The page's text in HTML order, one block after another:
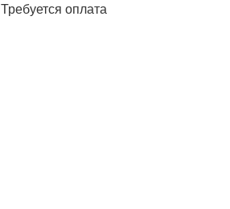
Требуется оплата